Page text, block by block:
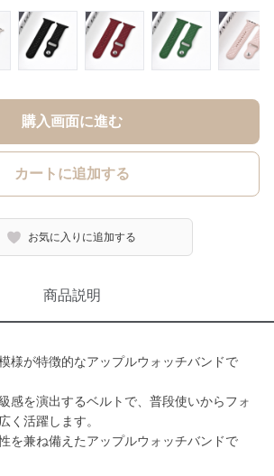
購入画面に進む
カートに追加する
お気に入りに追加する
商品説明
様が特徴的なアップルウォッチバンドで
感を演出するベルトで、普段使いからフォ
く活躍します。
を兼ね備えたアップルウォッチバンドで